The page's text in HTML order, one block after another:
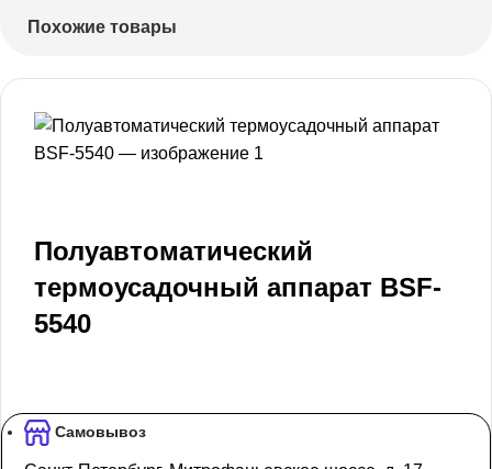
Похожие товары
Полуавтоматический
термоусадочный аппарат BSF-
5540
Самовывоз